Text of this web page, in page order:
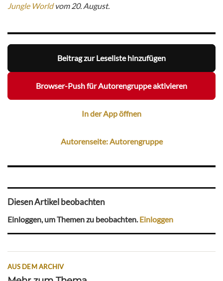
Jungle Worldvom 20. August.
Beitrag zur Leseliste hinzufügen
Browser-Push für Autorengruppe aktivieren
In der App öffnen
Autorenseite: Autorengruppe
Diesen Artikel beobachten
Einloggen, um Themen zu beobachten.Einloggen
AUS DEM ARCHIV